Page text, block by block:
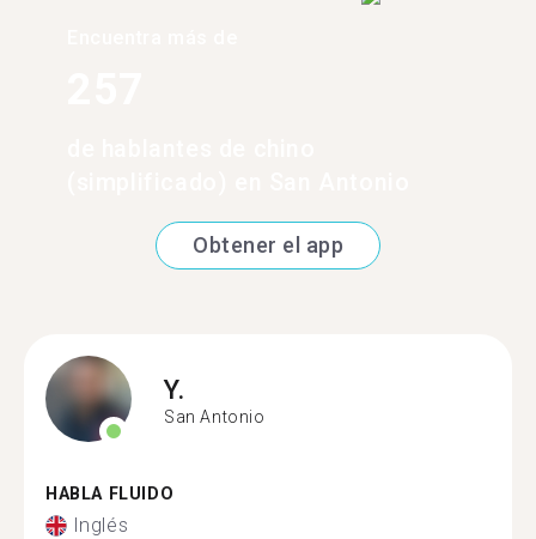
Obtener el app
Y.
San Antonio
HABLA FLUIDO
Inglés